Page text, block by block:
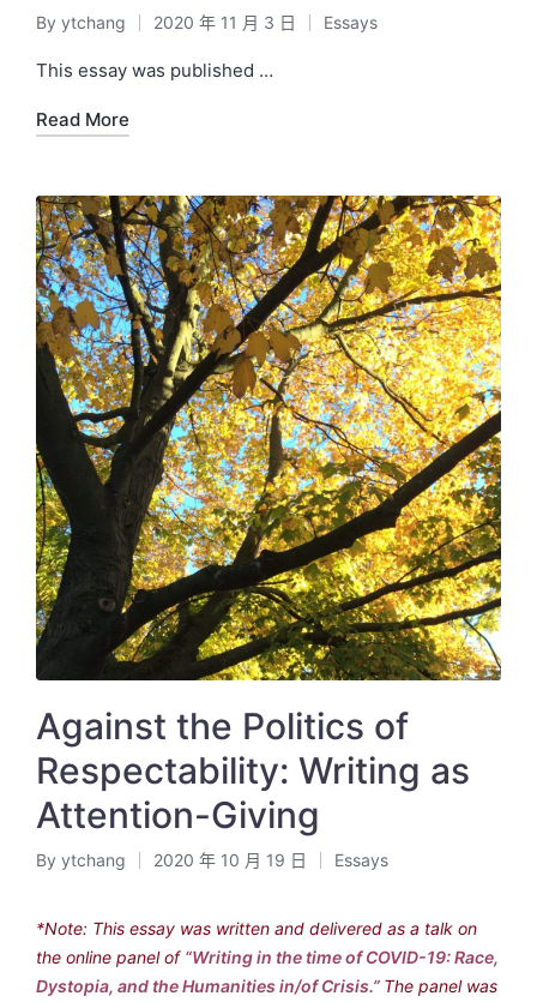
Posted
by
By ytchang 2020 年 11 月 3 日
Posted
Essays
This essay was published …
Read More
Against the Politics of
Respectability: Writing as
Attention-Giving
Posted
By ytchang 2020 年 10 月 19 日
Posted
Essays
*Note: This essay was written and delivered as a talk on
the online panel of “Writing in the time of COVID-19: Race,
Dystopia, and the Humanities in/of Crisis.” The panel was